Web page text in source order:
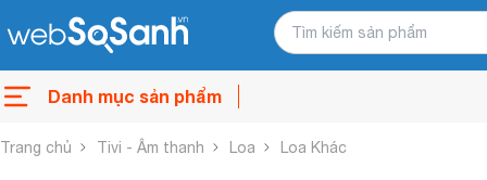
Danh mục sản phẩm
Trang chủ Tivi - Âm thanh Loa Loa Khác